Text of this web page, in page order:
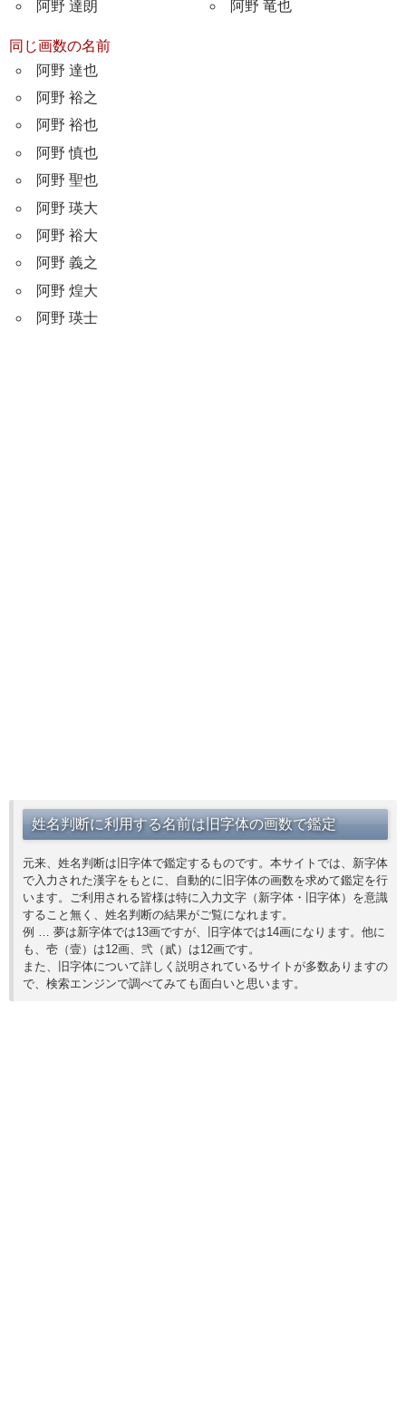
阿野 達朗 阿野 竜也
同じ画数の名前
阿野 達也
阿野 裕之
阿野 裕也
阿野 慎也
阿野 聖也
阿野 瑛大
阿野 裕大
阿野 義之
阿野 煌大
阿野 瑛士
姓名判断に利用する名前は旧字体の画数で鑑定
元来、姓名判断は旧字体で鑑定するものです。本サイトでは、新字体
で入力された漢字をもとに、自動的に旧字体の画数を求めて鑑定を行
います。ご利用される皆様は特に入力文字（新字体・旧字体）を意識
すること無く、姓名判断の結果がご覧になれます。
例 … 夢は新字体では13画ですが、旧字体では14画になります。他に
も、壱（壹）は12画、弐（貳）は12画です。
また、旧字体について詳しく説明されているサイトが多数ありますの
で、検索エンジンで調べてみても面白いと思います。